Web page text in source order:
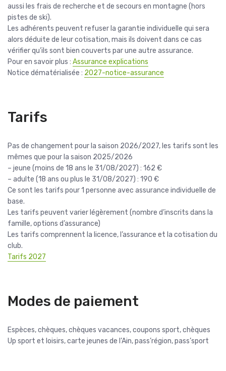
aussi les frais de recherche et de secours en montagne (hors
pistes de ski).
Les adhérents peuvent refuser la garantie individuelle qui sera
alors déduite de leur cotisation, mais ils doivent dans ce cas
vérifier qu’ils sont bien couverts par une autre assurance.
Pour en savoir plus : Assurance explications
Notice dématérialisée : 2027-notice-assurance
Tarifs
Pas de changement pour la saison 2026/2027, les tarifs sont les
mêmes que pour la saison 2025/2026
– jeune (moins de 18 ans le 31/08/2027) : 162 €
– adulte (18 ans ou plus le 31/08/2027) : 190 €
Ce sont les tarifs pour 1 personne avec assurance individuelle de
base.
Les tarifs peuvent varier légèrement (nombre d’inscrits dans la
famille, options d’assurance)
Les tarifs comprennent la licence, l’assurance et la cotisation du
club.
Tarifs 2027
Modes de paiement
Espèces, chèques, chèques vacances, coupons sport, chèques
Up sport et loisirs, carte jeunes de l’Ain, pass’région, pass’sport